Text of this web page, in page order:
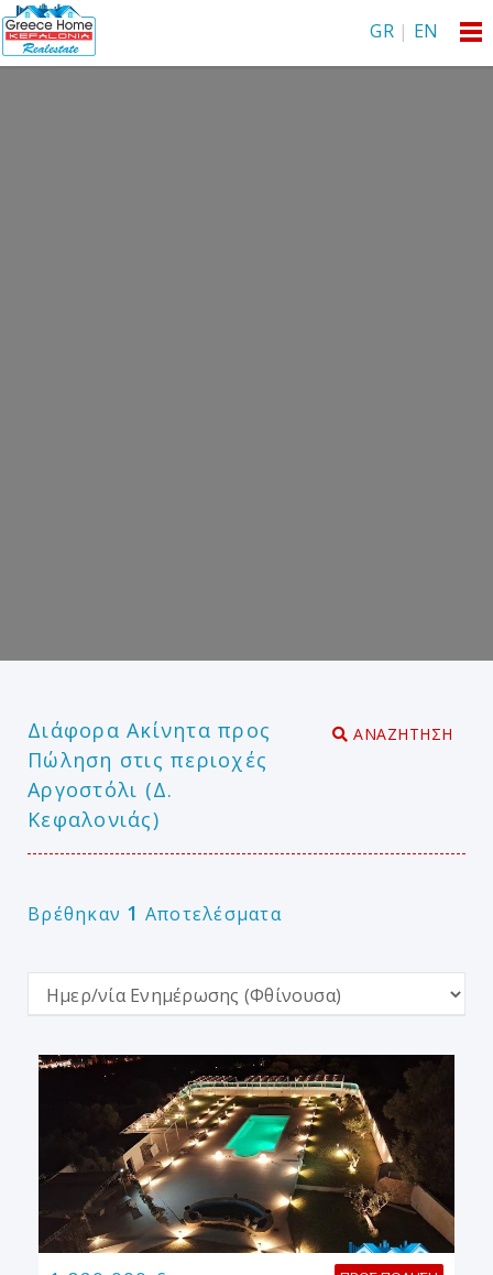
GR | EN
Διάφορα Ακίνητα προς
Πώληση στις περιοχές
Αργοστόλι (Δ.
Κεφαλονιάς)
ΑΝΑΖΗΤΗΣΗ
Βρέθηκαν 1 Αποτελέσματα